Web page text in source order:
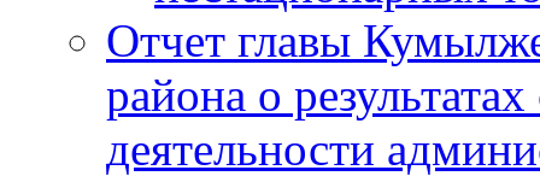
Отчет главы
района о
деятельности